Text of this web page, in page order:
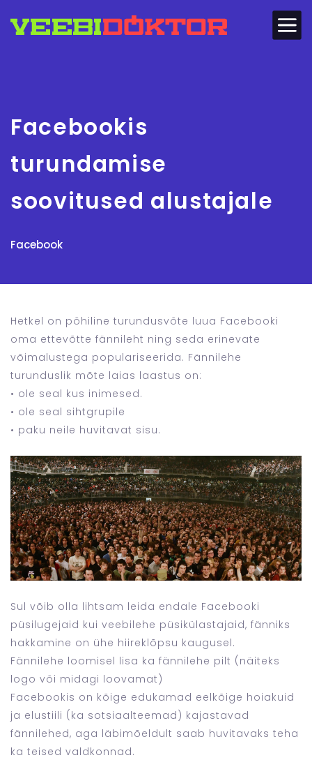
Facebookis
turundamise
soovitused alustajale
Facebook
Hetkel on põhiline turundusvõte luua Facebooki
oma ettevõtte fännileht ning seda erinevate
võimalustega populariseerida. Fännilehe
turunduslik mõte laias laastus on:
• ole seal kus inimesed.
• ole seal sihtgrupile
• paku neile huvitavat sisu.
Sul võib olla lihtsam leida endale Facebooki
püsilugejaid kui veebilehe püsikülastajaid, fänniks
hakkamine on ühe hiireklõpsu kaugusel.
Fännilehe loomisel lisa ka fännilehe pilt (näiteks
logo või midagi loovamat)
Facebookis on kõige edukamad eelkõige hoiakuid
ja elustiili (ka sotsiaalteemad) kajastavad
fännilehed, aga läbimõeldult saab huvitavaks teha
ka teised valdkonnad.